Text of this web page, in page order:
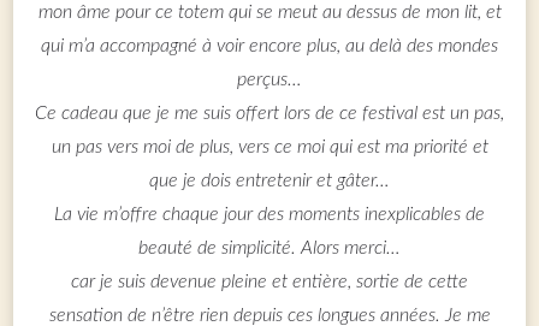
mon âme pour ce totem qui se meut au dessus de mon lit, et
qui m’a accompagné à voir encore plus, au delà des mondes
perçus…
Ce cadeau que je me suis offert lors de ce festival est un pas,
un pas vers moi de plus, vers ce moi qui est ma priorité et
que je dois entretenir et gâter…
La vie m’offre chaque jour des moments inexplicables de
beauté de simplicité. Alors merci…
car je suis devenue pleine et entière, sortie de cette
sensation de n’être rien depuis ces longues années. Je me